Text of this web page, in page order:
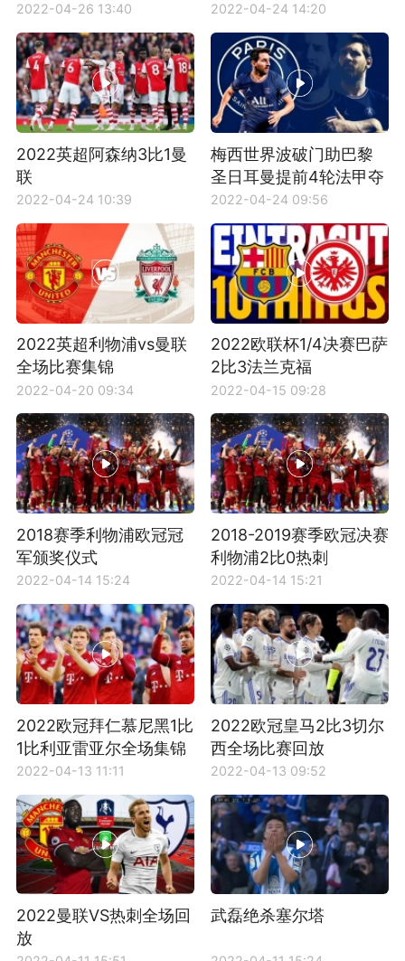
2022-04-26 13:40 2022-04-24 14:20
2022英超阿森纳3比1曼
联
2022-04-24 10:39
梅西世界波破门助巴黎
圣日耳曼提前4轮法甲夺
冠
2022-04-24 09:56
2022英超利物浦vs曼联
全场比赛集锦
2022-04-20 09:34
2022欧联杯1/4决赛巴萨
2比3法兰克福
2022-04-15 09:28
2018赛季利物浦欧冠冠
军颁奖仪式
2022-04-14 15:24
2018-2019赛季欧冠决赛
利物浦2比0热刺
2022-04-14 15:21
2022欧冠拜仁慕尼黑1比
1比利亚雷亚尔全场集锦
2022-04-13 11:11
2022欧冠皇马2比3切尔
西全场比赛回放
2022-04-13 09:52
2022曼联VS热刺全场回
放
武磊绝杀塞尔塔